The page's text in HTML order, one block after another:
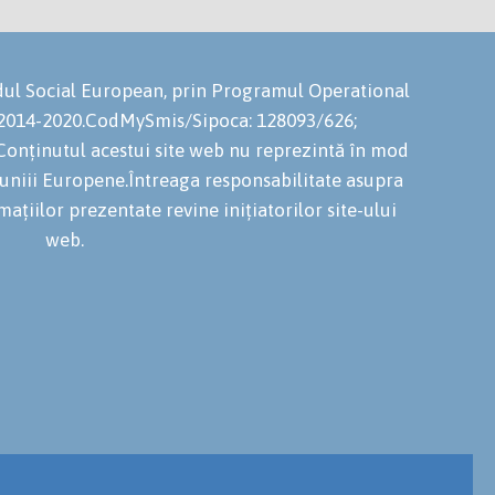
Social European, prin Programul Operational
2020.CodMySmis/Sipoca: 128093/626;
acestui site web nu reprezintă în mod
Europene.Întreaga responsabilitate asupra
prezentate revine inițiatorilor site-ului
web.